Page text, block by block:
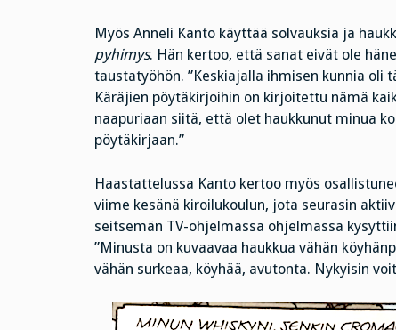
Myös Anneli Kanto käyttää solvauksia ja
pyhimys. Hän kertoo, että sanat eivät ole
taustatyöhön. ”Keskiajalla ihmisen kunnia
Käräjien pöytäkirjoihin on kirjoitettu nämä
naapuriaan siitä, että olet haukkunut minua
pöytäkirjaan.”
Haastattelussa Kanto kertoo myös
viime kesänä kiroilukoulun, jota seurasin
seitsemän TV-ohjelmassa ohjelmassa
”Minusta on kuvaavaa haukkua vähän
vähän surkeaa, köyhää, avutonta. Nykyisin